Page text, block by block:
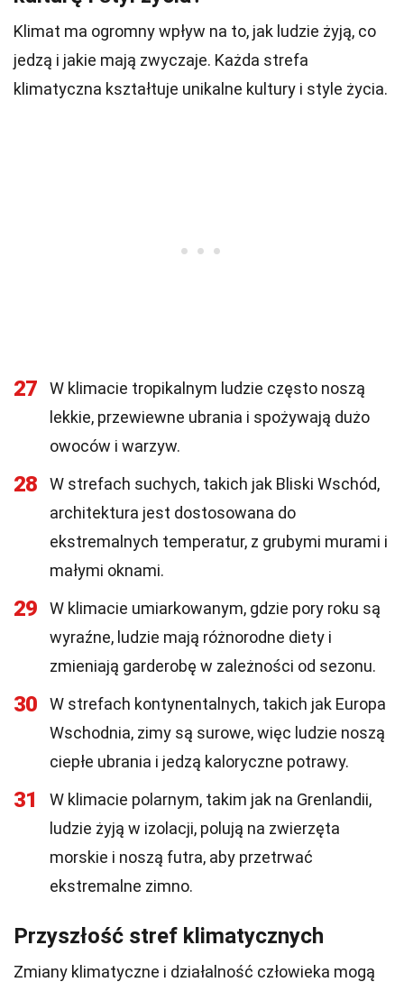
Klimat ma ogromny wpływ na to, jak ludzie żyją, co
jedzą i jakie mają zwyczaje. Każda strefa
klimatyczna kształtuje unikalne kultury i style życia.
27
W klimacie tropikalnym ludzie często noszą
lekkie, przewiewne ubrania i spożywają dużo
owoców i warzyw.
28
W strefach suchych, takich jak Bliski Wschód,
architektura jest dostosowana do
ekstremalnych temperatur, z grubymi murami i
małymi oknami.
29
W klimacie umiarkowanym, gdzie pory roku są
wyraźne, ludzie mają różnorodne diety i
zmieniają garderobę w zależności od sezonu.
30
W strefach kontynentalnych, takich jak Europa
Wschodnia, zimy są surowe, więc ludzie noszą
ciepłe ubrania i jedzą kaloryczne potrawy.
31
W klimacie polarnym, takim jak na Grenlandii,
ludzie żyją w izolacji, polują na zwierzęta
morskie i noszą futra, aby przetrwać
ekstremalne zimno.
Przyszłość stref klimatycznych
Zmiany klimatyczne i działalność człowieka mogą